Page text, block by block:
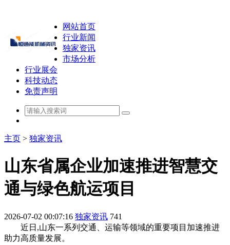
网站首页
行业新闻
独家资讯
市场分析
行业展会
科技动态
免责声明
主页 > 独家资讯
山东省属企业加速推进智慧交
通与绿色航运项目
2026-07-02 00:07:16 独家资讯 741
近日,山东一系列交通、运输等领域的重要项目加速推进
助力高质量发展。